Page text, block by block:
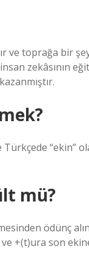
ve toprağa bir
zekâsının
“ekin”
mü?
ödünç
+(t)ura son